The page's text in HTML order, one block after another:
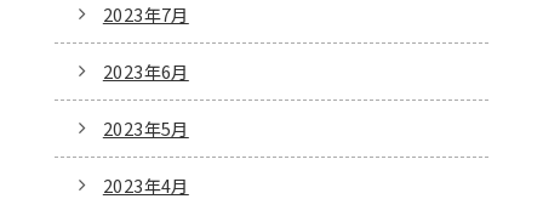
2023年7月
2023年6月
2023年5月
2023年4月